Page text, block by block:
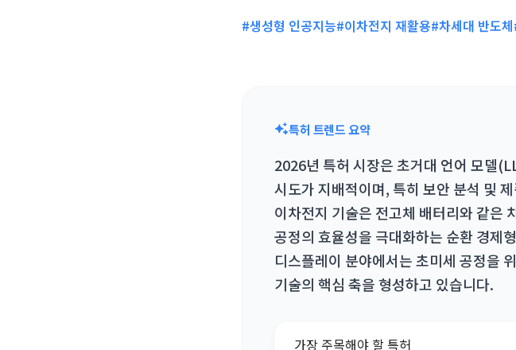
#생성형 인공지능#이차전지 재활용#차세대 반도체
특허 트렌드 요약
2026년 특허 시장은 초거대 언어 모델
시도가 지배적이며, 특히 보안 분석 및
이차전지 기술은 전고체 배터리와 같은
공정의 효율성을 극대화하는 순환 경제
디스플레이 분야에서는 초미세 공정을
기술의 핵심 축을 형성하고 있습니다.
가장 주목해야 할 특허